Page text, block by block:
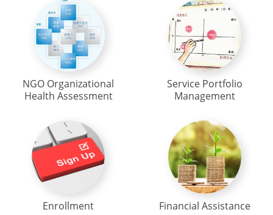
NGO Organizational
Health Assessment
Service Portfolio
Management
Enrollment Financial Assistance